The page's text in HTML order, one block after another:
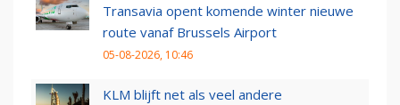
Transavia opent komende winter nieuwe
route vanaf Brussels Airport
05-08-2026, 10:46
KLM blijft net als veel andere